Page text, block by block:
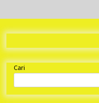
Tak Dapat
Para Peserta
Sebelum
1 tahun ago
Indonesia
Cari